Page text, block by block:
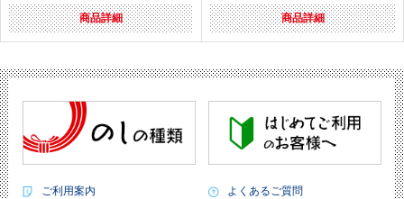
商品詳細 商品詳細
ご利用案内 よくあるご質問